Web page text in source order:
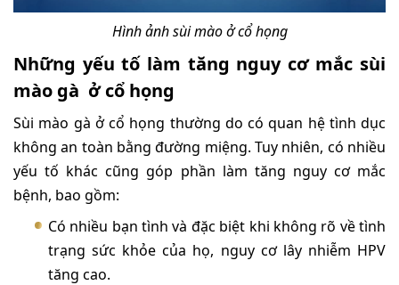
Hình ảnh sùi mào ở cổ họng
Những yếu tố làm tăng nguy cơ mắc sùi
mào gà ở cổ họng
Sùi mào gà ở cổ họng thường do có quan hệ tình dục
không an toàn bằng đường miệng. Tuy nhiên, có nhiều
yếu tố khác cũng góp phần làm tăng nguy cơ mắc
bệnh, bao gồm:
Có nhiều bạn tình và đặc biệt khi không rõ về tình
trạng sức khỏe của họ, nguy cơ lây nhiễm HPV
tăng cao.